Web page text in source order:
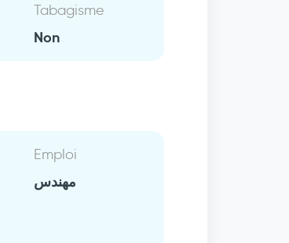
Tabagisme
Non
Emploi
مهندس